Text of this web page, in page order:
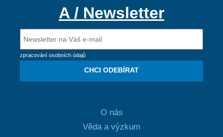
A / Newsletter
zpracování osobních údajů
CHCI ODEBÍRAT
O nás
Věda a výzkum